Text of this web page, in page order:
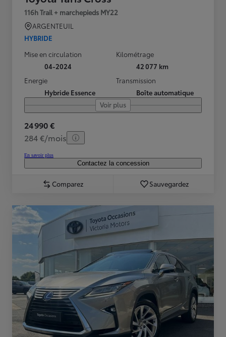
116h Trail + marchepieds MY22
ARGENTEUIL
HYBRIDE
Mise en circulation
04-2024
Kilométrage
42 077 km
Energie
Hybride Essence
Transmission
Boîte automatique
Voir plus
24 990 €
284 €/mois
En savoir plus
Contactez la concession
Comparez Sauvegardez